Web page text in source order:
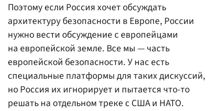
Поэтому если Россия хочет обсуждать
архитектуру безопасности в Европе, России
нужно вести обсуждение с европейцами
на европейской земле. Все мы — часть
европейской безопасности. У нас есть
специальные платформы для таких дискуссий,
но Россия их игнорирует и пытается что-то
решать на отдельном треке с США и НАТО.